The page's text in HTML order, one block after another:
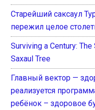
Старейший саксаул
пережил целое
Surviving a Century:
Saxaul Tree
Главный вектор —
реализуется
ребёнок – здоровое